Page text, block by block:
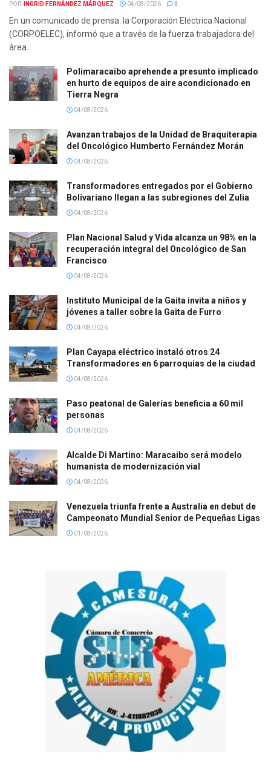
POR: INGRID FERNÁNDEZ MÁRQUEZ 04/08/2026 0
En un comunicado de prensa. la Corporación Eléctrica Nacional
(CORPOELEC), informó que a través de la fuerza trabajadora del
área...
Polimaracaibo aprehende a presunto implicado
en hurto de equipos de aire acondicionado en
Tierra Negra
04/08/2026
Avanzan trabajos de la Unidad de Braquiterapia
del Oncológico Humberto Fernández Morán
04/08/2026
Transformadores entregados por el Gobierno
Bolivariano llegan a las subregiones del Zulia
04/08/2026
Plan Nacional Salud y Vida alcanza un 98% en la
recuperación integral del Oncológico de San
Francisco
04/08/2026
Instituto Municipal de la Gaita invita a niños y
jóvenes a taller sobre la Gaita de Furro
04/08/2026
Plan Cayapa eléctrico instaló otros 24
Transformadores en 6 parroquias de la ciudad
04/08/2026
Paso peatonal de Galerías beneficia a 60 mil
personas
04/08/2026
Alcalde Di Martino: Maracaibo será modelo
humanista de modernización vial
04/08/2026
Venezuela triunfa frente a Australia en debut de
Campeonato Mundial Senior de Pequeñas Ligas
01/08/2026